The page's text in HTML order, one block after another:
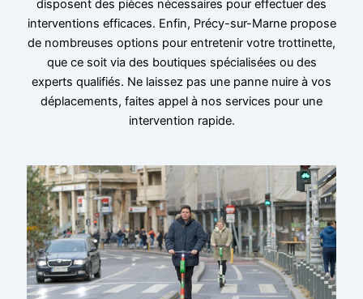
disposent des pièces nécessaires pour effectuer des
interventions efficaces. Enfin, Précy-sur-Marne propose
de nombreuses options pour entretenir votre trottinette,
que ce soit via des boutiques spécialisées ou des
experts qualifiés. Ne laissez pas une panne nuire à vos
déplacements, faites appel à nos services pour une
intervention rapide.